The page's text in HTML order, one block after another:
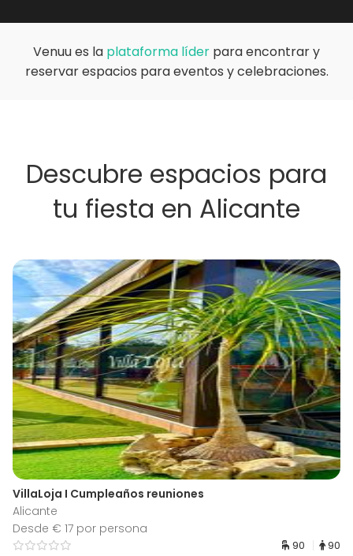
Venuu es la plataforma líder para encontrar y
reservar espacios para eventos y celebraciones.
Descubre espacios para
tu fiesta en Alicante
VillaLoja I Cumpleaños reuniones
Alicante
Desde € 17 por persona
90 90